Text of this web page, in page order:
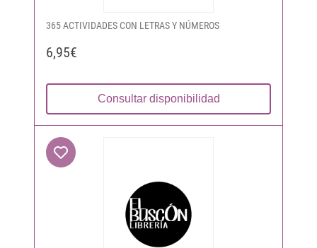
365 ACTIVIDADES CON LETRAS Y NÚMEROS
6,95€
Consultar disponibilidad